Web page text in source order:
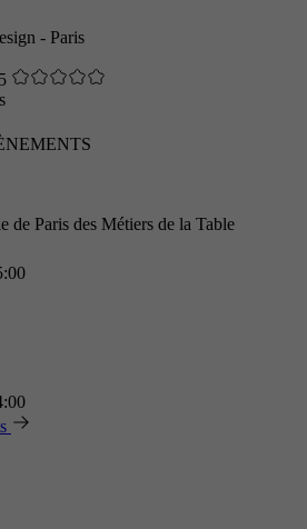
- Paris
de Paris des Métiers de la Table